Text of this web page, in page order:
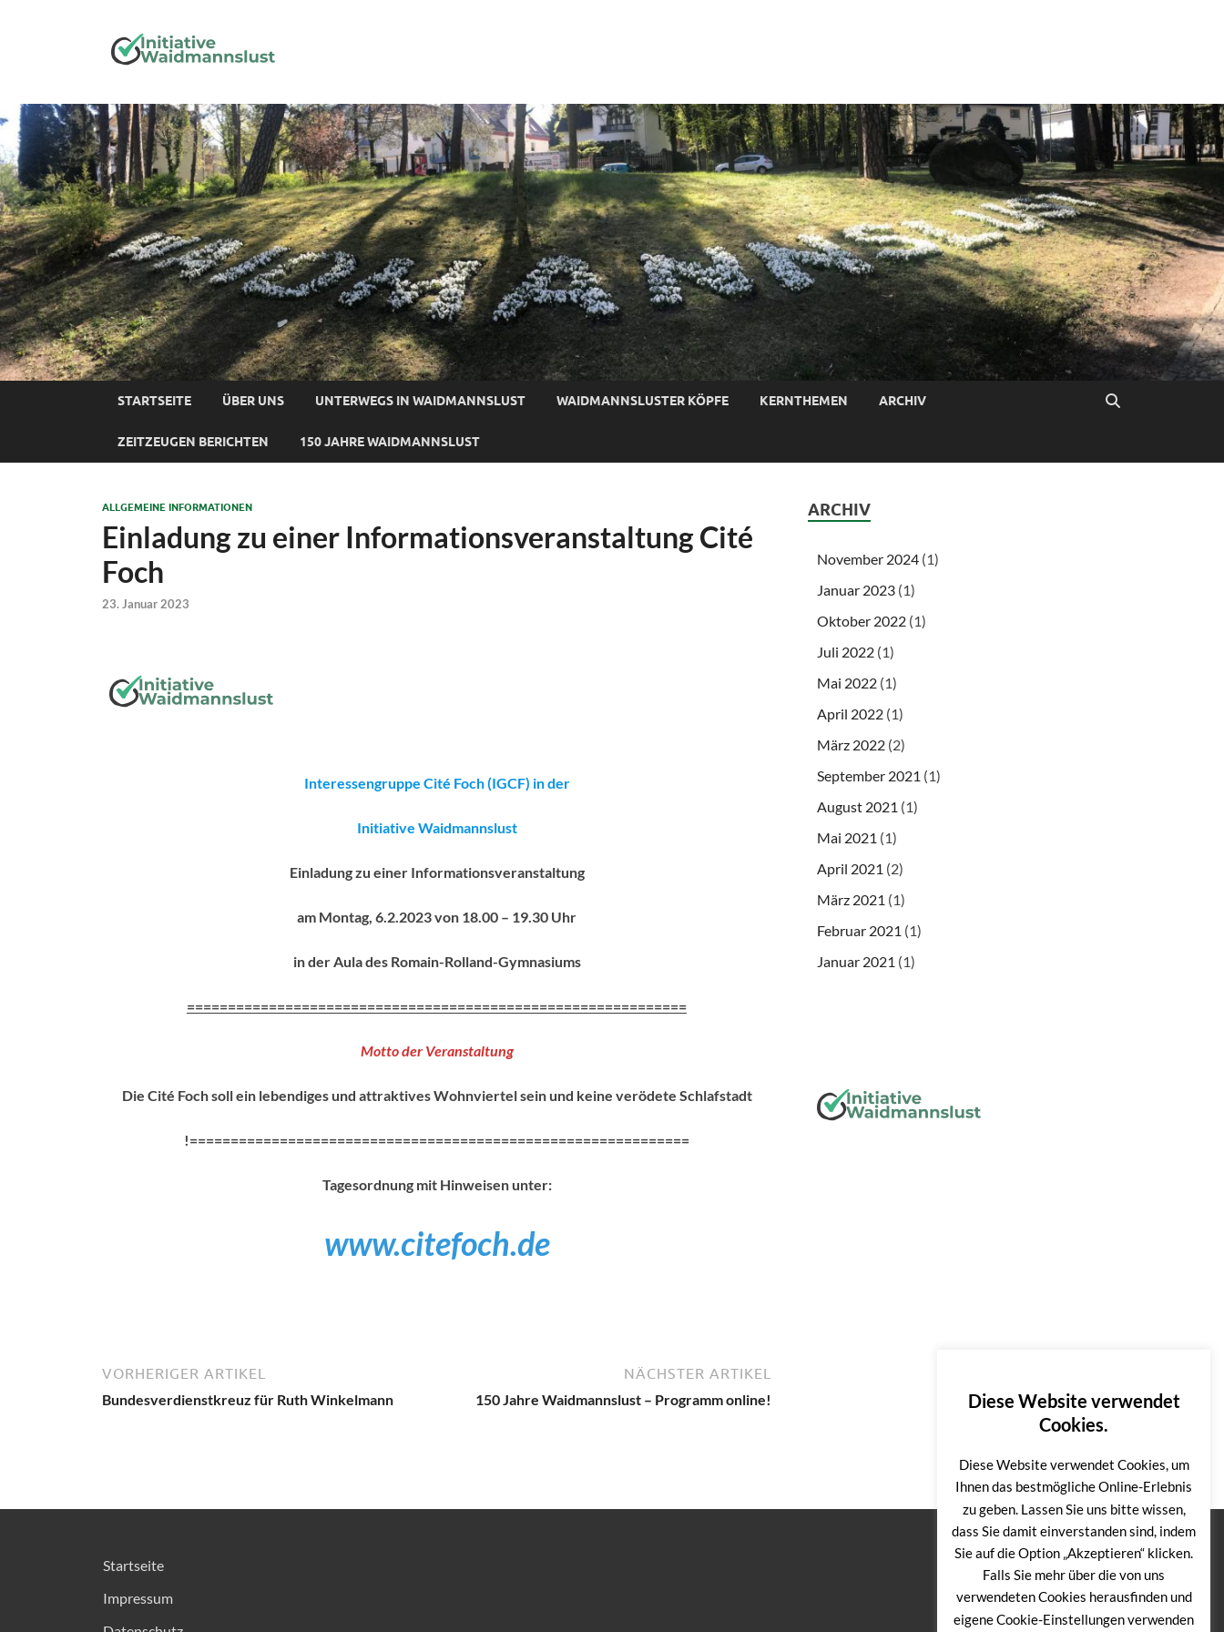
STARTSEITE ÜBER UNS UNTERWEGS IN WAIDMANNSLUST WAIDMANNSLUSTER KÖPFE KERNTHEMEN ARCHIV
ZEITZEUGEN BERICHTEN 150 JAHRE WAIDMANNSLUST
ALLGEMEINE INFORMATIONEN
Einladung zu einer InformationsveranstaltungCité
Foch
23. Januar 2023
Interessengruppe Cité Foch (IGCF) in der
Initiative Waidmannslust
Einladung zu einer Informationsveranstaltung
am Montag, 6.2.2023 von 18.00 – 19.30 Uhr
in der Aula des Romain-Rolland-Gymnasiums
=============================================================
Motto der Veranstaltung
Die Cité Foch soll ein lebendiges und attraktives Wohnviertel sein und keine verödete Schlafstadt
!=============================================================
Tagesordnung mit Hinweisen unter:
www.citefoch.de
VORHERIGER ARTIKEL
Bundesverdienstkreuz für Ruth Winkelmann
NÄCHSTER ARTIKEL
150 Jahre Waidmannslust – Programm online!
ARCHIV
November 2024 (1)
Januar 2023 (1)
Oktober 2022 (1)
Juli 2022 (1)
Mai 2022 (1)
April 2022 (1)
März 2022 (2)
September 2021 (1)
August 2021 (1)
Mai 2021 (1)
April 2021 (2)
März 2021 (1)
Februar 2021 (1)
Januar 2021 (1)
Startseite
Impressum
Diese Website verwendet
Cookies.
Diese Website verwendet Cookies, um
Ihnen das bestmögliche Online-Erlebnis
zu geben. Lassen Sie uns bitte wissen,
dass Sie damit einverstanden sind, indem
Sie auf die Option „Akzeptieren“ klicken.
Falls Sie mehr über die von uns
verwendeten Cookies herausfinden und
eigene Cookie-Einstellungen verwenden